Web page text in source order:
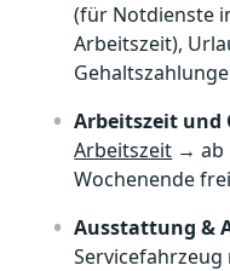
(für Notdienste
Arbeitszeit),
Arbeitszeit und
Arbeitszeit → ab
Wochenende
Ausstattung &